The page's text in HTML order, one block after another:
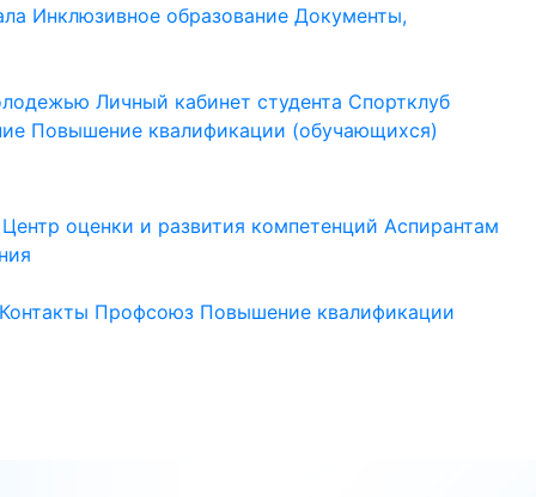
Инклюзивное образование Документы,
Личный кабинет студента Спортклуб
Повышение квалификации (обучающихся)
Центр оценки и развития компетенций Аспирантам
Контакты Профсоюз Повышение квалификации